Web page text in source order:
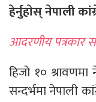
हेर्नुहाेस् नेपाली
आदरणीय पत्रकार
हिजो १०
सन्दर्भमा नेपाली